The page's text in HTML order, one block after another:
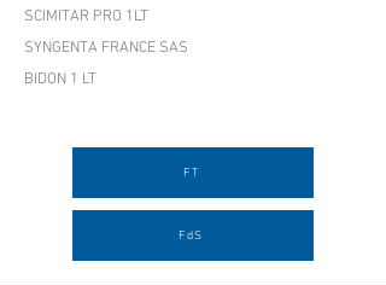
SCIMITAR PRO 1LT
SYNGENTA FRANCE SAS
BIDON 1 LT
FT
FdS